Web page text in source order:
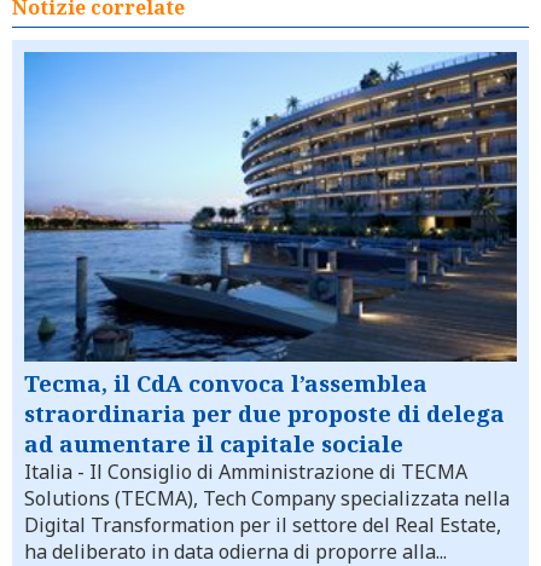
Notizie correlate
Tecma, il CdA convoca l’assemblea
straordinaria per due proposte di delega
ad aumentare il capitale sociale
Italia - Il Consiglio di Amministrazione di TECMA
Solutions (TECMA), Tech Company specializzata nella
Digital Transformation per il settore del Real Estate,
ha deliberato in data odierna di proporre alla...